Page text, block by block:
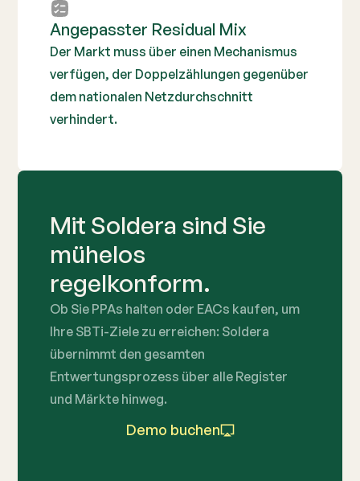
Angepasster Residual Mix
Der Markt muss über einen Mechanismus
verfügen, der Doppelzählungen gegenüber
dem nationalen Netzdurchschnitt
verhindert.
Mit Soldera sind Sie
mühelos
regelkonform.
Ob Sie PPAs halten oder EACs kaufen, um
Ihre SBTi-Ziele zu erreichen: Soldera
übernimmt den gesamten
Entwertungsprozess über alle Register
und Märkte hinweg.
Demo buchen